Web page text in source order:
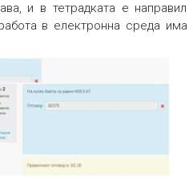
и в тетрадката е направил
в електронна среда има